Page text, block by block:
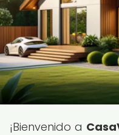
¡Bienvenido a